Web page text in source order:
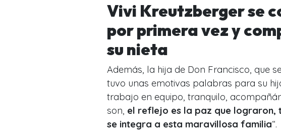
Vivi Kreutzberger se
por primera vez y
su nieta
Además, la hija de Don Francisco, que
tuvo unas emotivas palabras para su
trabajo en equipo, tranquilo,
son, el reflejo es la paz que lograron,
se integra a esta maravillosa familia“.